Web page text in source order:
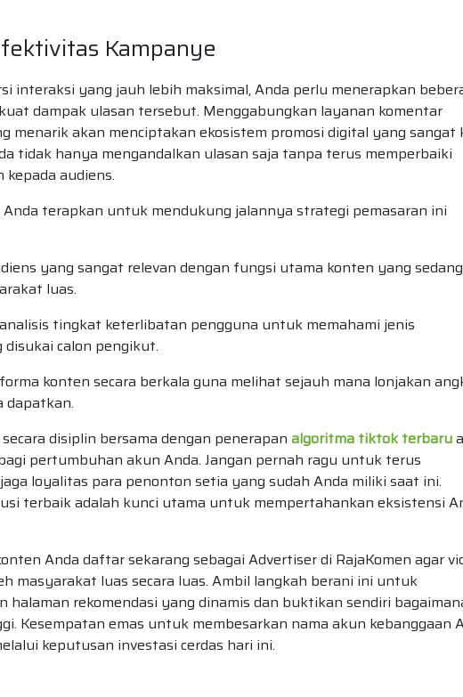
Kampanye
interaksi yang jauh lebih maksimal, Anda perlu menerapkan
dampak ulasan tersebut. Menggabungkan layanan komentar
menarik akan menciptakan ekosistem promosi digital yang sangat
tidak hanya mengandalkan ulasan saja tanpa terus memperbaiki
audiens.
terapkan untuk mendukung jalannya strategi pemasaran ini
yang sangat relevan dengan fungsi utama konten yang sedang
luas.
tingkat keterlibatan pengguna untuk memahami jenis
calon pengikut.
konten secara berkala guna melihat sejauh mana lonjakan
dapatkan.
disiplin bersama dengan penerapan algoritma tiktok terbaru
pertumbuhan akun Anda. Jangan pernah ragu untuk terus
loyalitas para penonton setia yang sudah Anda miliki saat ini.
terbaik adalah kunci utama untuk mempertahankan eksistensi
Anda daftar sekarang sebagai Advertiser di RajaKomen agar
masyarakat luas secara luas. Ambil langkah berani ini untuk
halaman rekomendasi yang dinamis dan buktikan sendiri
Kesempatan emas untuk membesarkan nama akun kebanggaan
keputusan investasi cerdas hari ini.